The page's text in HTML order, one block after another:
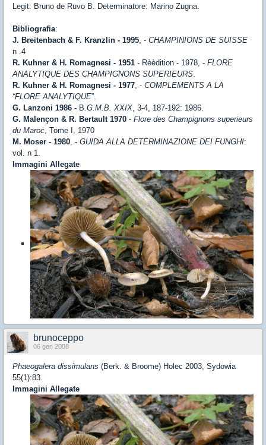
Legit: Bruno de Ruvo B. Determinatore: Marino Zugna.
Bibliografia:
J. Breitenbach & F. Kranzlin - 1995, - CHAMPINIONS DE SUISSE
n .4
R. Kuhner & H. Romagnesi - 1951 - Rèèdition - 1978, - FLORE
ANALYTIQUE DES CHAMPIGNONS SUPERIEURS.
R. Kuhner & H. Romagnesi - 1977, - COMPLEMENTS A LA
“FLORE ANALYTIQUE”.
G. Lanzoni 1986 - B.G.M.B. XXIX, 3-4, 187-192: 1986.
G. Malençon & R. Bertault 1970 - Flore des Champignons superieurs
du Maroc, Tome I, 1970
M. Moser - 1980, - GUIDA ALLA DETERMINAZIONE DEI FUNGHI:
vol. n 1.
Immagini Allegate
brunoceppo
06 gen 2008
Phaeogalera dissimulans (Berk. & Broome) Holec 2003, Sydowia
55(1):83.
Immagini Allegate